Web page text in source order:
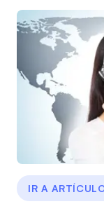
IR A